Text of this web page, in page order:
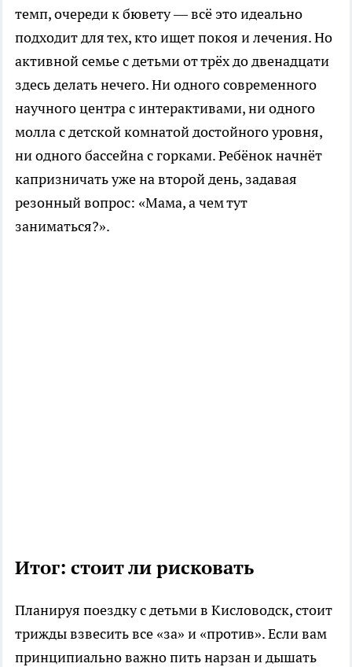
темп, очереди к бювету — всё это идеально
подходит для тех, кто ищет покоя и лечения. Но
активной семье с детьми от трёх до двенадцати
здесь делать нечего. Ни одного современного
научного центра с интерактивами, ни одного
молла с детской комнатой достойного уровня,
ни одного бассейна с горками. Ребёнок начнёт
капризничать уже на второй день, задавая
резонный вопрос: «Мама, а чем тут
заниматься?».
Итог: стоит ли рисковать
Планируя поездку с детьми в Кисловодск, стоит
трижды взвесить все «за» и «против». Если вам
принципиально важно пить нарзан и дышать